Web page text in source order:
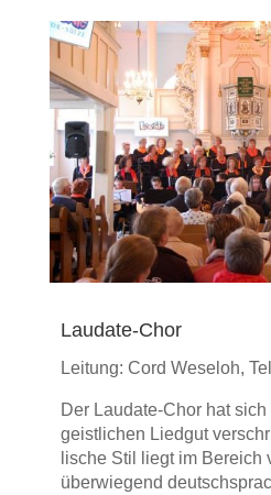
Laudate-Chor
Leitung: Cord Weseloh,
Der Laudate-Chor hat
geistlichen Lied­gut
lische Stil liegt im Bereich
über­wiegend